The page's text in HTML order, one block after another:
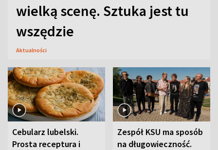
wielką scenę. Sztuka jest tu
wszędzie
Aktualności
Cebularz lubelski.
Prosta receptura i
Zespół KSU ma sposób
na długowieczność.